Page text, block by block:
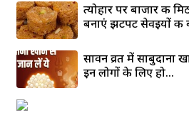
त्योहार पर बाजार की
बनाएं झटपट सेवइयों की
सावन व्रत में साबुदाना
इन लोगों के लिए हो...